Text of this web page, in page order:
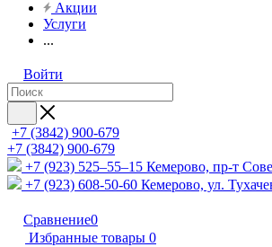
Акции
Услуги
...
Войти
+7 (3842) 900-679
+7 (3842) 900-679
+7 (923) 525–55–15 Кемерово, пр-т
+7 (923) 608-50-60 Кемерово, ул.
Сравнение0
Избранные товары 0